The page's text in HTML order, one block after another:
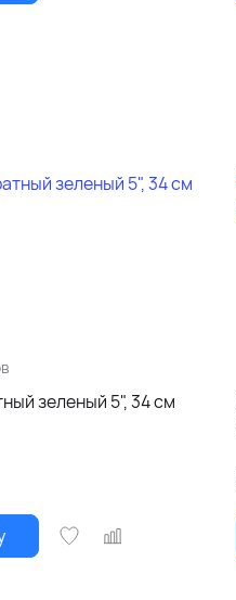
зеленый 5", 34 см